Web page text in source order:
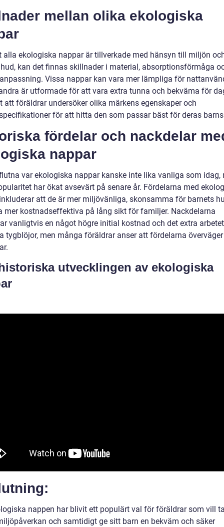
mellan olika ekologiska
alla ekologiska nappar är tillverkade med hänsyn till miljön
kan det finnas skillnader i material, absorptionsförmåga
Vissa nappar kan vara mer lämpliga för
är utformade för att vara extra tunna och bekväma för
att föräldrar undersöker olika märkens egenskaper och
för att hitta den som passar bäst för deras
fördelar och nackdelar
nappar
var ekologiska nappar kanske inte lika vanliga som idag,
har ökat avsevärt på senare år. Fördelarna med
att de är mer miljövänliga, skonsamma för barnets
mer kostnadseffektiva på lång sikt för familjer. Nackdelarna
vanligtvis en något högre initial kostnad och det extra
tygblöjor, men många föräldrar anser att fördelarna
utvecklingen av ekologiska
nappen har blivit ett populärt val för föräldrar som vill
och samtidigt ge sitt barn en bekväm och säker